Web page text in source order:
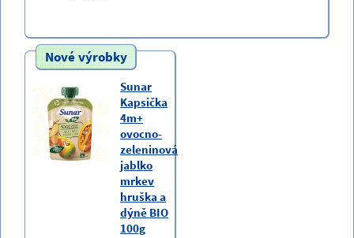
Nové výrobky
Sunar
Kapsička
4m+
ovocno-
zeleninová
jablko
mrkev
hruška a
dýně BIO
100g